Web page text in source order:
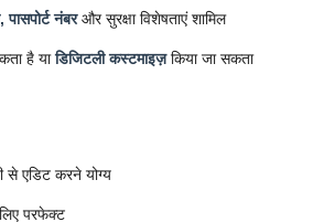
नंबरऔर सुरक्षा विशेषताएं शामिल
है याडिजिटली कस्टमाइज़किया जा सकता
से एडिट करने योग्य
परफेक्ट